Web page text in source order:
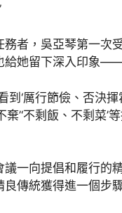
務者，吳亞琴第一次
給她留下深入印象
到‘厲行節儉、否決
’‘不剩飯、不剩菜
一向提倡和履行的
傳統獲得進一個步